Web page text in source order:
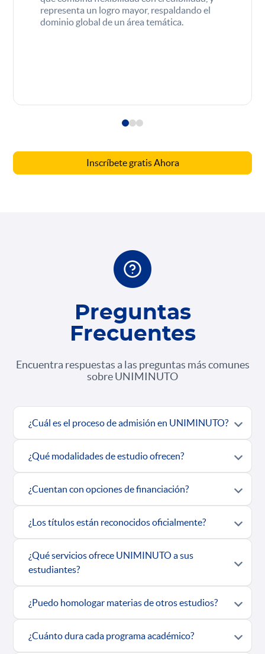
representa un logro mayor, respaldando el
dominio global de un área temática.
Inscríbete gratis Ahora
Preguntas
Frecuentes
Encuentra respuestas a las preguntas más comunes
sobre UNIMINUTO
¿Cuál es el proceso de admisión en UNIMINUTO?
¿Qué modalidades de estudio ofrecen?
¿Cuentan con opciones de financiación?
¿Los títulos están reconocidos oficialmente?
¿Qué servicios ofrece UNIMINUTO a sus
estudiantes?
¿Puedo homologar materias de otros estudios?
¿Cuánto dura cada programa académico?